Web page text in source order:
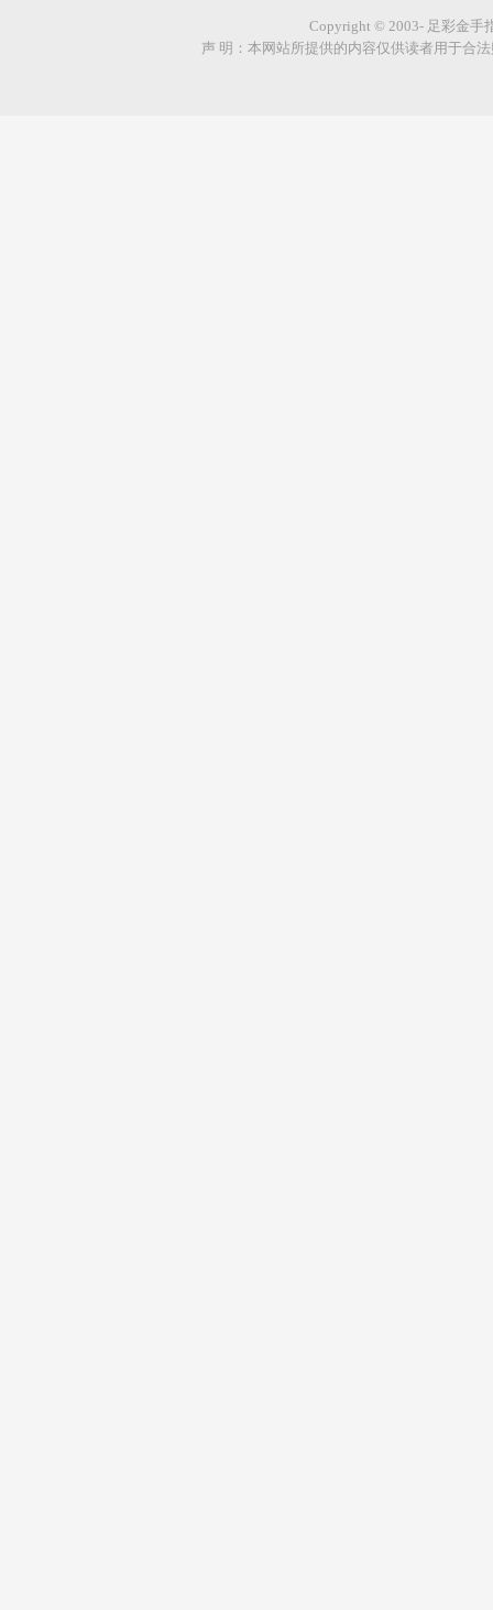
Copyright © 2003- 足彩金手
声 明：本网站所提供的内容仅供读者用于合